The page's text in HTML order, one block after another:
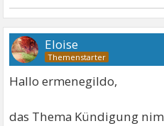
Eloise
Hallo ermenegildo,
das Thema Kündigung